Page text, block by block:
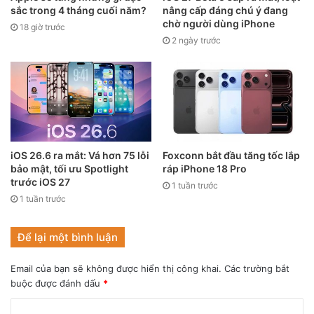
toàn màn hình cảm ứng dường như đã lạc hậu rất nhiều so
với suy nghĩ của công ty trong những năm gần đây.
Màn hình có thể gập lại với bàn phím
vật lý
Có vài ý kiến ngược lại cho rằng, thiết bị có màn hình gập
lại được này sẽ là thiết kế của một chiếc MacBook với màn
hình dài hơn theo chiều dọc, có thể gập lại ở bản lề và sẽ
sở hữu bàn phím vật lý. Và trường hợp này khá hợp lý với
thông tin rò rỉ rằng màn hình sẽ có kích thước 20 inch.
sắc trong 4 tháng cuối năm?
18 giờ trước
nâng cấp đáng chú ý đang
chờ người dùng iPhone
2 ngày trước
iOS 26.6 ra mắt: Vá hơn 75 lỗi
bảo mật, tối ưu Spotlight
trước iOS 27
1 tuần trước
Foxconn bắt đầu tăng tốc lắp
ráp iPhone 18 Pro
1 tuần trước
Để lại một bình luận
Email của bạn sẽ không được hiển thị công khai. Các trường bắt
buộc được đánh dấu *